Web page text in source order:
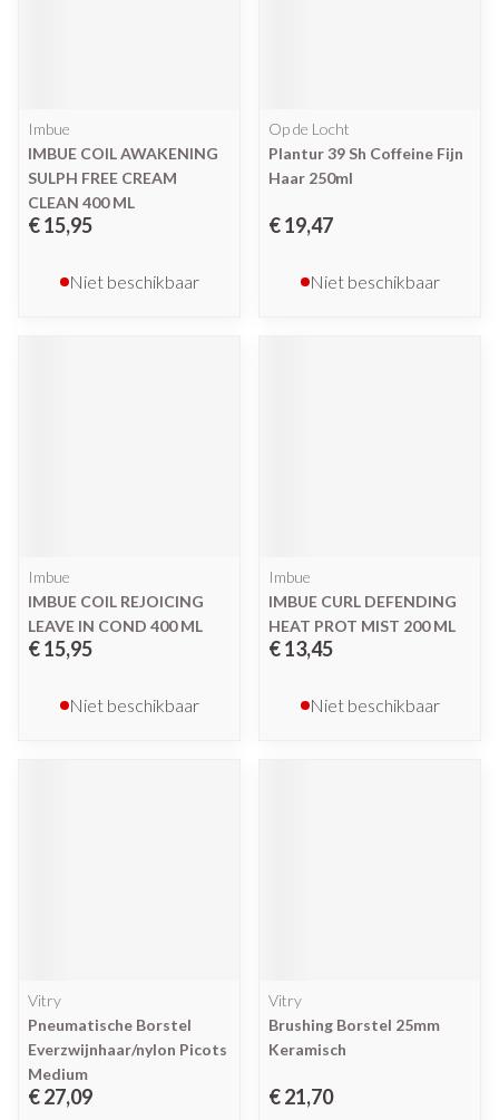
Imbue
IMBUE COIL AWAKENING
SULPH FREE CREAM
CLEAN 400 ML
€ 15,95
Niet beschikbaar
Op de Locht
Plantur 39 Sh Coffeine Fijn
Haar 250ml
€ 19,47
Niet beschikbaar
Imbue
IMBUE COIL REJOICING
LEAVE IN COND 400 ML
€ 15,95
Niet beschikbaar
Imbue
IMBUE CURL DEFENDING
HEAT PROT MIST 200 ML
€ 13,45
Niet beschikbaar
Vitry
Pneumatische Borstel
Everzwijnhaar/nylon Picots
Medium
€ 27,09
Vitry
Brushing Borstel 25mm
Keramisch
€ 21,70